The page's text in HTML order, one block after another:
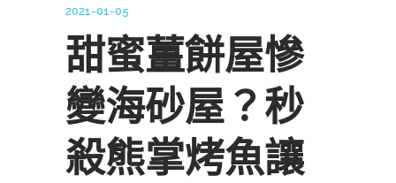
2021-01-05
甜蜜薑餅屋慘
變海砂屋？秒
殺熊掌烤魚讓